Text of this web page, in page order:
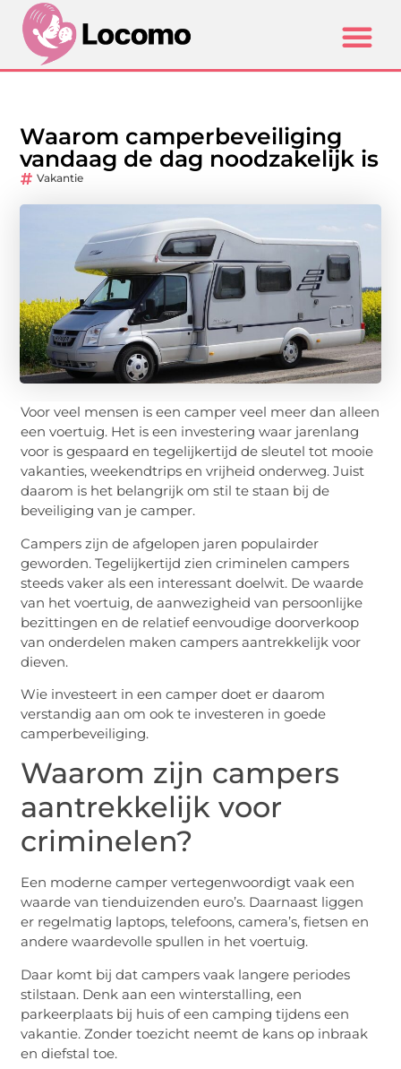
Waarom camperbeveiliging
vandaag de dag noodzakelijk is
Vakantie
Voor veel mensen is een camper veel meer dan alleen
een voertuig. Het is een investering waar jarenlang
voor is gespaard en tegelijkertijd de sleutel tot mooie
vakanties, weekendtrips en vrijheid onderweg. Juist
daarom is het belangrijk om stil te staan bij de
beveiliging van je camper.
Campers zijn de afgelopen jaren populairder
geworden. Tegelijkertijd zien criminelen campers
steeds vaker als een interessant doelwit. De waarde
van het voertuig, de aanwezigheid van persoonlijke
bezittingen en de relatief eenvoudige doorverkoop
van onderdelen maken campers aantrekkelijk voor
dieven.
Wie investeert in een camper doet er daarom
verstandig aan om ook te investeren in goede
camperbeveiliging.
Waarom zijn campers
aantrekkelijk voor
criminelen?
Een moderne camper vertegenwoordigt vaak een
waarde van tienduizenden euro’s. Daarnaast liggen
er regelmatig laptops, telefoons, camera’s, fietsen en
andere waardevolle spullen in het voertuig.
Daar komt bij dat campers vaak langere periodes
stilstaan. Denk aan een winterstalling, een
parkeerplaats bij huis of een camping tijdens een
vakantie. Zonder toezicht neemt de kans op inbraak
en diefstal toe.